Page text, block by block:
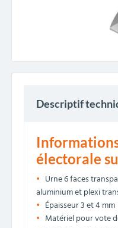
Descriptif
électorale
Urne 6 faces
aluminium et plexi
Épaisseur 3 et 4 mm
Matériel pour vote